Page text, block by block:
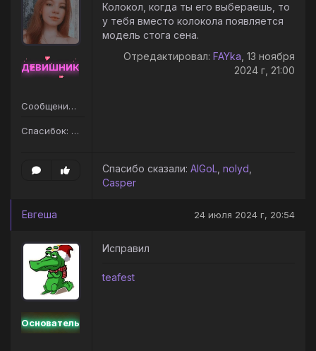
ДЕВИШНИК
Сообщений: 28
Спасибок: 50
Колокол, когда ты его выбераешь, то
у тебя вместо колокола появляется
модель стога сена.
Отредактировал: FAYka , 13 ноября
2024 г, 21:00
Спасибо сказали: AlGoL nolyd
Casper
Евгеша 24 июля 2024 г, 20:54
Основатель
Исправил
teafest